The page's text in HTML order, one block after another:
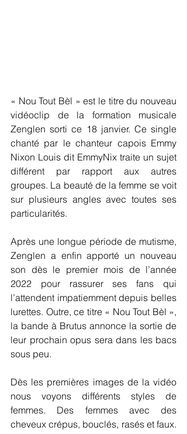
« Nou Tout Bèl » est le titre du nouveau
vidéoclip de la formation musicale
Zenglen sorti ce 18 janvier. Ce single
chanté par le chanteur capois Emmy
Nixon Louis dit EmmyNix traite un sujet
différent par rapport aux autres
groupes. La beauté de la femme se voit
sur plusieurs angles avec toutes ses
particularités.
Après une longue période de mutisme,
Zenglen a enfin apporté un nouveau
son dès le premier mois de l’année
2022 pour rassurer ses fans qui
l’attendent impatiemment depuis belles
lurettes. Outre, ce titre « Nou Tout Bèl »,
la bande à Brutus annonce la sortie de
leur prochain opus sera dans les bacs
sous peu.
Dès les premières images de la vidéo
nous voyons différents styles de
femmes. Des femmes avec des
cheveux crépus, bouclés, rasés et faux.